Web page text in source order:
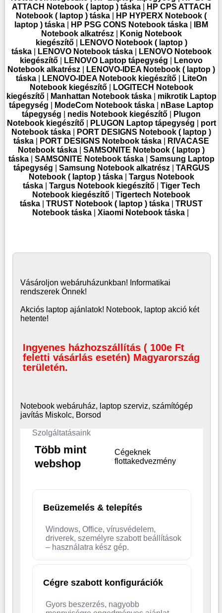
ATTACH Notebook ( laptop ) táska|
HP CPS ATTACH
Notebook ( laptop ) táska
HP HYPERX Notebook (
laptop ) táska
HP PSG CONS Notebook táska
IBM
Notebook alkatrész|
Konig Notebook
kiegészítő|
LENOVO Notebook ( laptop )
táska| LENOVO Notebook táska|
LENOVO Notebook
kiegészítő
LENOVO Laptop tápegység
Lenovo
Notebook alkatrész
LENOVO-IDEA Notebook ( laptop )
táska| LENOVO-IDEA Notebook kiegészítő|
LiteOn
Notebook kiegészítő|
LOGITECH Notebook
kiegészítő| Manhattan Notebook táska| mikrotik Laptop
tápegység
ModeCom Notebook táska
nBase Laptop
tápegység
nedis Notebook kiegészítő
Plugon
Notebook kiegészítő| PLUGON Laptop tápegység
port
Notebook táska
PORT DESIGNS Notebook ( laptop )
táska
PORT DESIGNS Notebook táska
RIVACASE
Notebook táska |SAMSONITE Notebook ( laptop )
táska| SAMSONITE Notebook táska| Samsung Laptop
tápegység
Samsung Notebook alkatrész| TARGUS
Notebook ( laptop ) táska| Targus Notebook
táska| Targus Notebook kiegészítő| Tiger Tech
Notebook kiegészítő |Tigertech Notebook
táska |TRUST Notebook ( laptop ) táska |TRUST
Notebook táska| Xiaomi Notebook táska|
Vásároljon webáruházunkban! Informatikai
rendszerek Önnek!
Akciós laptop ajánlatok! Notebook, laptop akció két
hetente!
Ingyenes házhozszállítás ( 100e Ft
feletti vásárlás esetén) Magyarország
területén.
Notebook webáruház, laptop szerviz, számítógép
javítás Miskolc, Borsod
Szolgáltatásaink
Több mint
webshop
Cégeknek
flottakedvezmény
Beüzemelés & telepítés
Windows, Office, vírusvédelem,
driverek, személyre szabott beállítások
– használatra kész gép.
Cégre szabott konfigurációk
Gyors beszerzés, nagyobb